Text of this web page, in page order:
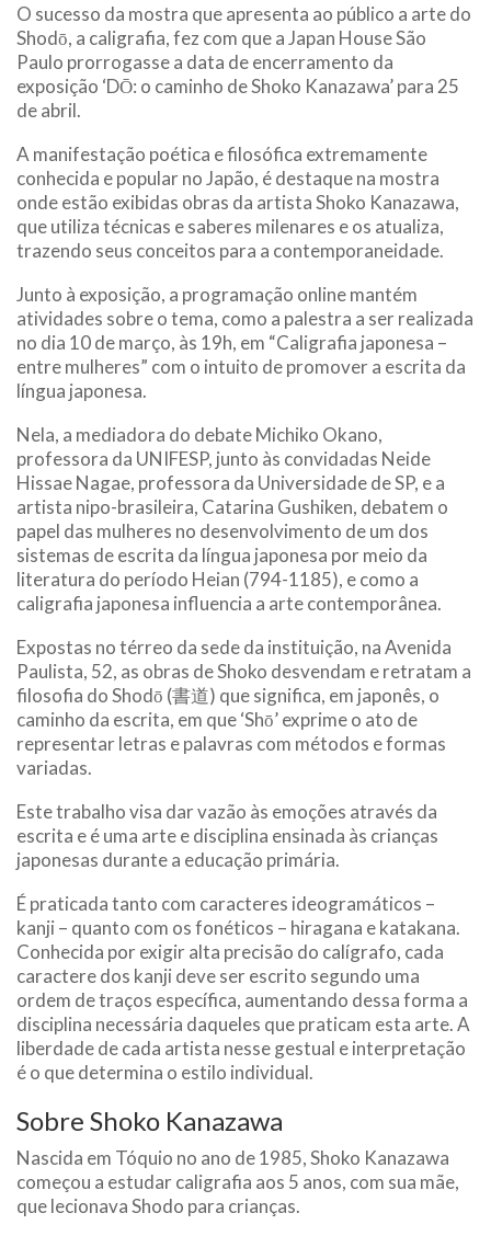
O sucesso da mostra que apresenta ao público a arte do
Shodō, a caligrafia, fez com que a Japan House São
Paulo prorrogasse a data de encerramento da
exposição ‘DŌ: o caminho de Shoko Kanazawa’ para 25
de abril.
A manifestação poética e filosófica extremamente
conhecida e popular no Japão, é destaque na mostra
onde estão exibidas obras da artista Shoko Kanazawa,
que utiliza técnicas e saberes milenares e os atualiza,
trazendo seus conceitos para a contemporaneidade.
Junto à exposição, a programação online mantém
atividades sobre o tema, como a palestra a ser realizada
no dia 10 de março, às 19h, em “Caligrafia japonesa –
entre mulheres” com o intuito de promover a escrita da
língua japonesa.
Nela, a mediadora do debate Michiko Okano,
professora da UNIFESP, junto às convidadas Neide
Hissae Nagae, professora da Universidade de SP, e a
artista nipo-brasileira, Catarina Gushiken, debatem o
papel das mulheres no desenvolvimento de um dos
sistemas de escrita da língua japonesa por meio da
literatura do período Heian (794-1185), e como a
caligrafia japonesa influencia a arte contemporânea.
Expostas no térreo da sede da instituição, na Avenida
Paulista, 52, as obras de Shoko desvendam e retratam a
filosofia do Shodō (書道) que significa, em japonês, o
caminho da escrita, em que ‘Shō’ exprime o ato de
representar letras e palavras com métodos e formas
variadas.
Este trabalho visa dar vazão às emoções através da
escrita e é uma arte e disciplina ensinada às crianças
japonesas durante a educação primária.
É praticada tanto com caracteres ideogramáticos –
kanji – quanto com os fonéticos – hiragana e katakana.
Conhecida por exigir alta precisão do calígrafo, cada
caractere dos kanji deve ser escrito segundo uma
ordem de traços específica, aumentando dessa forma a
disciplina necessária daqueles que praticam esta arte. A
liberdade de cada artista nesse gestual e interpretação
é o que determina o estilo individual.
Sobre Shoko Kanazawa
Nascida em Tóquio no ano de 1985, Shoko Kanazawa
começou a estudar caligrafia aos 5 anos, com sua mãe,
que lecionava Shodo para crianças.